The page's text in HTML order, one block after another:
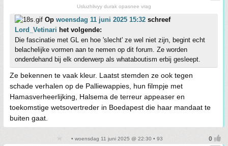
Usluzhlivyy durak opasnee vrag
Op woensdag 11 juni 2025 15:32 schreef
Lord_Vetinari het volgende:
Die fascinatie met GL en hoe 'slecht' ze wel niet zijn, begint echt
belachelijke vormen aan te nemen op dit forum. Ze worden
onderdehand bij elk onderwerp als whataboutism erbij gesleept.
Ze bekennen te vaak kleur. Laatst stemden ze ook tegen
schade verhalen op de Palliewappies, hun filmpje met
Hamasverheerlijking, Halsema de terreur appeaser en
toekomstige wetsovertreder in Boedapest die haar mandaat te
buiten gaat.
• woensdag 11 juni 2025 @ 22:30 • 93